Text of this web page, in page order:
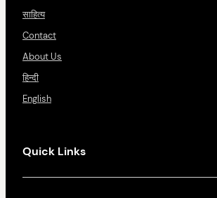
साहित्य
Contact
About Us
हिन्दी
English
Quick Links